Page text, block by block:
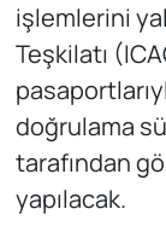
işlemlerini
Teşkilatı
doğrulama
tarafından
yapılacak.